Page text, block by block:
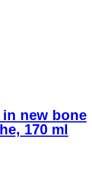
in new bone
170 ml